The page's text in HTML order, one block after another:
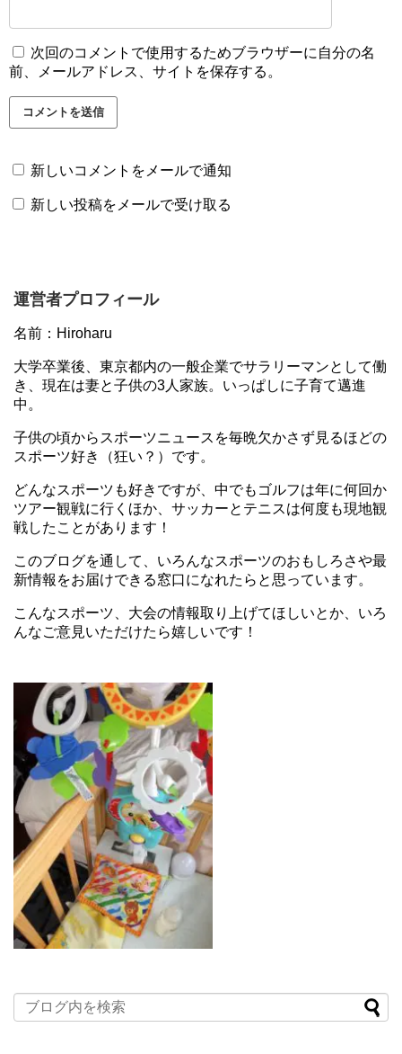
次回のコメントで使用するためブラウザーに自分の名
前、メールアドレス、サイトを保存する。
新しいコメントをメールで通知
新しい投稿をメールで受け取る
運営者プロフィール
名前：Hiroharu
大学卒業後、東京都内の一般企業でサラリーマンとして働
き、現在は妻と子供の3人家族。いっぱしに子育て邁進
中。
子供の頃からスポーツニュースを毎晩欠かさず見るほどの
スポーツ好き（狂い？）です。
どんなスポーツも好きですが、中でもゴルフは年に何回か
ツアー観戦に行くほか、サッカーとテニスは何度も現地観
戦したことがあります！
このブログを通して、いろんなスポーツのおもしろさや最
新情報をお届けできる窓口になれたらと思っています。
こんなスポーツ、大会の情報取り上げてほしいとか、いろ
んなご意見いただけたら嬉しいです！